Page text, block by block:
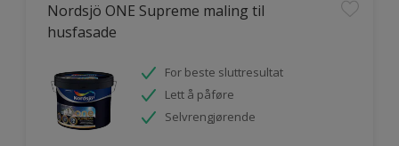
Nordsjö ONE Supreme maling til
husfasade
For beste sluttresultat
Lett å påføre
Selvrengjørende